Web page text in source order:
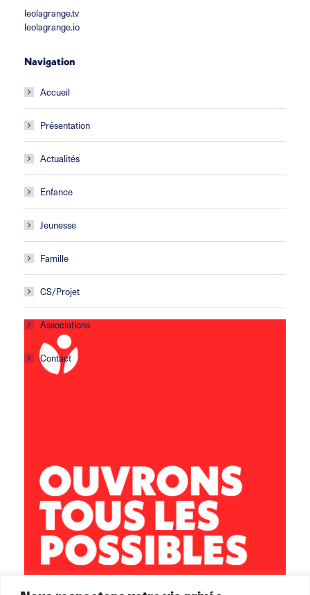
leolagrange.tv
leolagrange.io
Navigation
Accueil
Présentation
Actualités
Enfance
Jeunesse
Famille
CS/Projet
Associations
Contact
brest.horizons@leolagrange.org